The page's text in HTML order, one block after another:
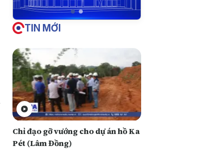
TIN MỚI
Chỉ đạo gỡ vướng cho dự án hồ Ka
Pét (Lâm Đồng)